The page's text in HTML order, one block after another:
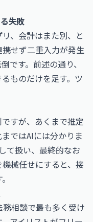
失敗
、会計はまた別、と
せず二重入力が発生
です。前述の通り、
ものだけを足す。ツ
すが、あくまで推定
ではAIには分かりま
て扱い、最終的なお
械任せにすると、接
相談で最も多く受け